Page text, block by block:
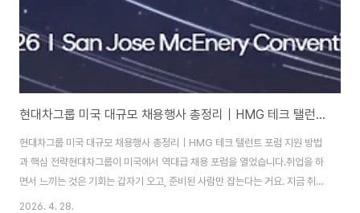
현대차그룹 미국 대규모 채용행사 총정리｜HMG 테크 탤런트 포럼 지원 방법과 핵심 전략
현대차그룹 미국 대규모 채용행사 총정리｜HMG 테크 탤런트 포럼 지원 방법
과 핵심 전략현대차그룹이 미국에서 역대급 채용 포럼을 열었습니다.취업을 하
면서 느끼는 것은 기회는 갑자기 오고, 준비된 사람만 잡는다는 거요. 지금 취업
을 준비하는 분들이 계씬가요? 현대차그룹 미국 채용행사는 좀 다르더라고요.
2026. 4. 28.